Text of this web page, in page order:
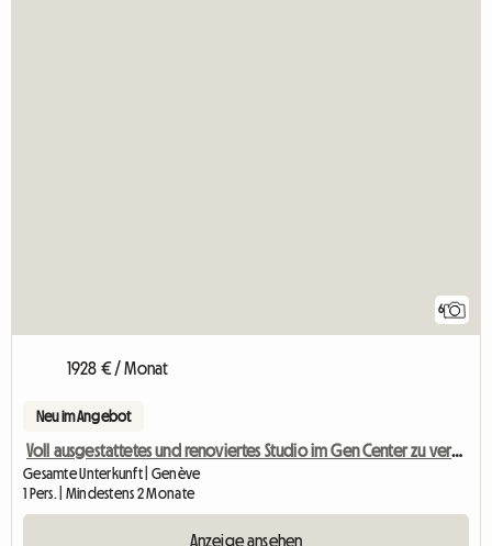
6
1928 € / Monat
Neu im Angebot
Voll ausgestattetes und renoviertes Studio im Gen Center zu vermieten
Gesamte Unterkunft | Genève
1 Pers. | Mindestens 2 Monate
Anzeige ansehen